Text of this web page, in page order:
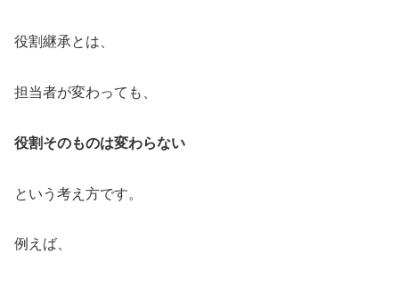
役割継承とは、
担当者が変わっても、
役割そのものは変わらない
という考え方です。
例えば、